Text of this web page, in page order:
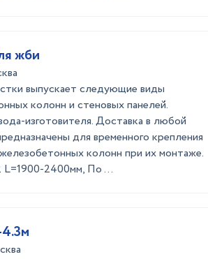
жби
выпускает следующие виды
колонн и стеновых панелей.
изготовителя. Доставка в любой
для временного крепления
колонн при их монтаже.
2400мм, По ...